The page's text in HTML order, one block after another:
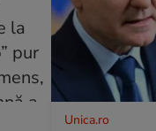
Unica.ro